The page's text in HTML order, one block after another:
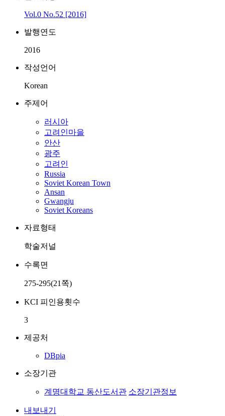
Vol.0 No.52 [2016]
발행연도
2016
작성언어
Korean
주제어
러시아
고려인마을
안산
광주
고려인
Russia
Soviet Korean Town
Ansan
Gwangju
Soviet Koreans
자료형태
학술저널
수록면
275-295(21쪽)
KCI 피인용횟수
3
제공처
DBpia
소장기관
계명대학교 동산도서관 소장기관정보
내보내기